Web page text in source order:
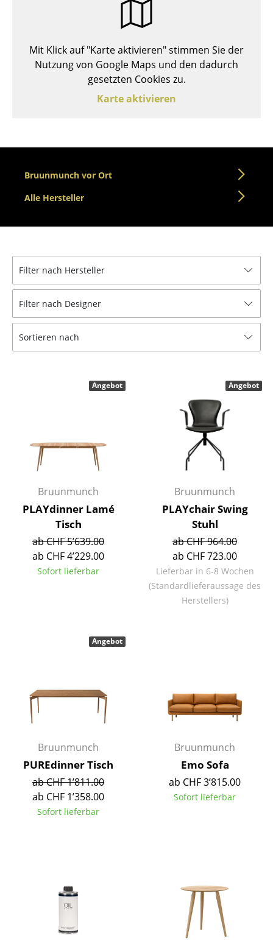
... alle Sitzmöbel
Schreibtische
Stehtische & Stehpulte
Kindertische
Gartentische
Servierwagen
Regale & Schränke
Bücherregale
Wandregale
Sideboards & Kommoden
TV Möbel
Beistell- & Rollcontainer
Kleinaufbewahrung
Licht
Tischleuchten
Schreibtischleuchten
Stehleuchten & Leseleuchten
Outdoor-Leuchten
Akkuleuchten
... alle Leuchten
Mit Klick auf "Karte aktivieren" stimmen Sie der
Nutzung von Google Maps und den dadurch
gesetzten Cookies zu.
Karte aktivieren
Bruunmunch vor Ort
Alle Hersteller
Filter nach Hersteller
Filter nach Designer
Sortieren nach
Bruunmunch
PLAYdinner Lamé
Tisch
ab CHF 5’639.00
ab CHF 4’229.00
Sofort lieferbar
Angebot
Bruunmunch
PLAYchair Swing
Stuhl
ab CHF 964.00
ab CHF 723.00
Lieferbar in 6-8 Wochen
(Standardlieferaussage des
Herstellers)
Angebot
Bruunmunch
PUREdinner Tisch
ab CHF 1’811.00
ab CHF 1’358.00
Sofort lieferbar
Angebot
Bruunmunch
Emo Sofa
ab CHF 3’815.00
Sofort lieferbar